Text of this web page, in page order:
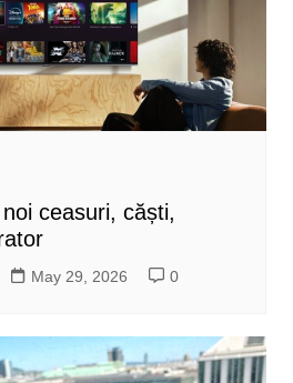
ceasuri, căști,
May 29, 2026 0